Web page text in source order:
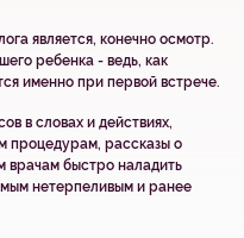
является, конечно осмотр.
ребенка - ведь, как
именно при первой встрече.
в словах и действиях,
процедурам, рассказы о
врачам быстро наладить
нетерпеливым и ранее